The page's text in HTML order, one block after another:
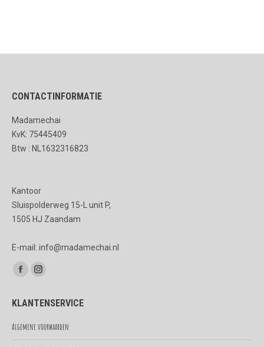
CONTACTINFORMATIE
Madamechai
KvK: 75445409
Btw : NL1632316823
Kantoor
Sluispolderweg 15-L unit P,
1505 HJ Zaandam
E-mail: info@madamechai.nl
Vind ons op:
Facebook
opens
in
Instagram
opens
in
KLANTENSERVICE
Algemene voorwaarden